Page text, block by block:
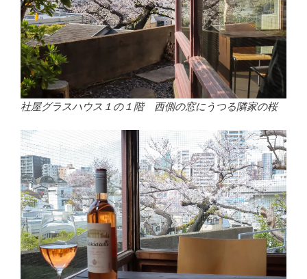
社屋グラスハウス１の１階 西側の窓にうつる隣家の桜